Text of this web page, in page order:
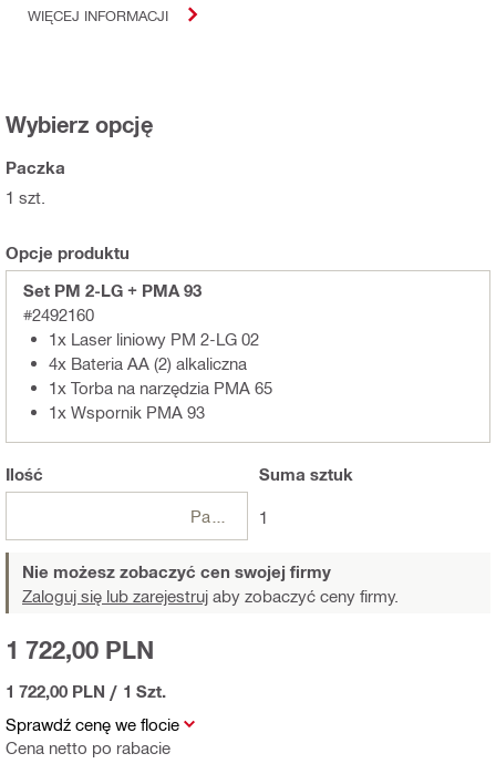
WIĘCEJ INFORMACJI
Wybierz opcję
Paczka
1 szt.
Opcje produktu
Set PM 2-LG + PMA 93
#2492160
1x Laser liniowy PM 2-LG 02
4x Bateria AA (2) alkaliczna
1x Torba na narzędzia PMA 65
1x Wspornik PMA 93
Ilość Suma sztuk
1
Nie możesz zobaczyć cen swojej firmy
Zaloguj się lub zarejestruj aby zobaczyć ceny firmy.
Sprawdź cenę we flocie
Cena netto po rabacie
1 722,00 PLN
1 722,00 PLN / 1 Szt.